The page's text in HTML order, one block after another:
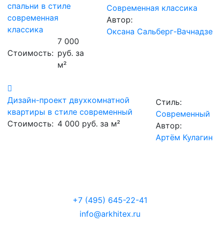
спальни в стиле
современная
классика
Стоимость:
7 000
руб. за
м²
Современная классика
Автор:
Оксана Сальберг-Вачнадзе
Дизайн-проект двухкомнатной
квартиры в стиле современный
Стоимость: 4 000 руб. за м²
Стиль:
Современный
Автор:
Артём Кулагин
+7 (495) 645-22-41
info@arkhitex.ru